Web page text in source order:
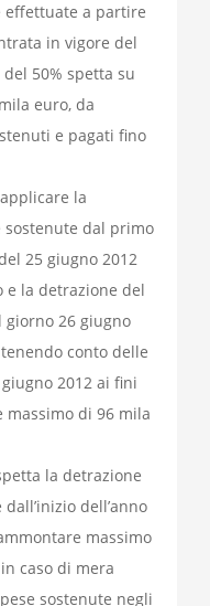
effettuate a partire
in vigore del
50% spetta su
euro, da
e pagati fino
la
sostenute dal primo
25 giugno 2012
e la detrazione del
giorno 26 giugno
conto delle
2012 ai fini
di 96 mila
la detrazione
dell’anno
massimo
caso di mera
sostenute negli